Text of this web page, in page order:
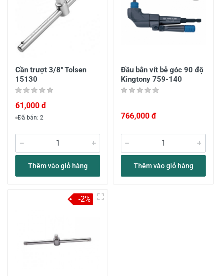
Cần trượt 3/8'' Tolsen
15130
61,000 đ
Đã bán: 2
Thêm vào giỏ hàng
Đầu bắn vít bẻ góc 90 độ
Kingtony 759-140
766,000 đ
Thêm vào giỏ hàng
-2%